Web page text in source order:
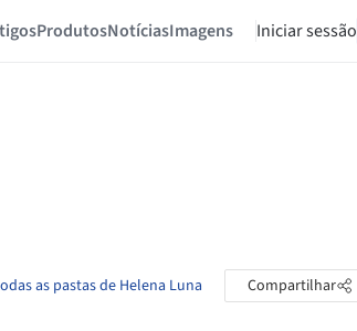
ProdutosNotíciasImagens Iniciar sessão
as pastas de Helena Luna Compartilhar